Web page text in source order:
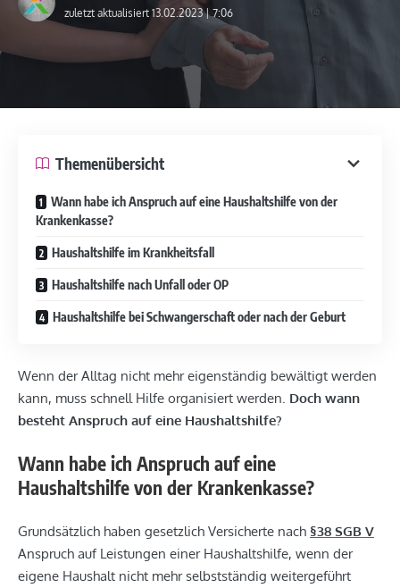
zuletzt aktualisiert 13.02.2023 | 7:06
Themenübersicht
Wann habe ich Anspruch auf eine Haushaltshilfe von der
Krankenkasse?
Haushaltshilfe im Krankheitsfall
Haushaltshilfe nach Unfall oder OP
Haushaltshilfe bei Schwangerschaft oder nach der Geburt
Wenn der Alltag nicht mehr eigenständig bewältigt werden
kann, muss schnell Hilfe organisiert werden. Doch wann
besteht Anspruch auf eine Haushaltshilfe?
Wann habe ich Anspruch auf eine
Haushaltshilfe von der Krankenkasse?
Grundsätzlich haben gesetzlich Versicherte nach §38 SGB V
Anspruch auf Leistungen einer Haushaltshilfe, wenn der
eigene Haushalt nicht mehr selbstständig weitergeführt